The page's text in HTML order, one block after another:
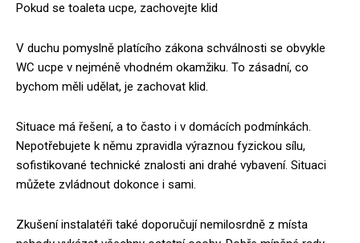
Pokud se toaleta ucpe, zachovejte klid
V duchu pomyslně platícího zákona schválnosti se obvykle
WC ucpe v nejméně vhodném okamžiku. To zásadní, co
bychom měli udělat, je zachovat klid.
Situace má řešení, a to často i v domácích podmínkách.
Nepotřebujete k němu zpravidla výraznou fyzickou sílu,
sofistikované technické znalosti ani drahé vybavení. Situaci
můžete zvládnout dokonce i sami.
Zkušení instalatéři také doporučují nemilosrdně z místa